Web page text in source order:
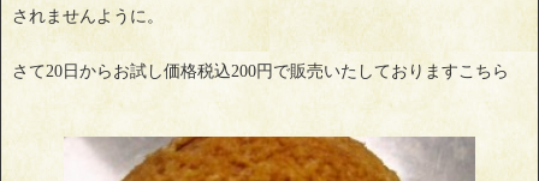
されませんように。
さて20日からお試し価格税込200円で販売いたしておりますこちら